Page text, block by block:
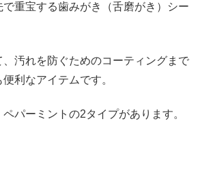
重宝する歯みがき（舌磨がき）シー
汚れを防ぐためのコーティングまで
利なアイテムです。
パーミントの2タイプがあります。